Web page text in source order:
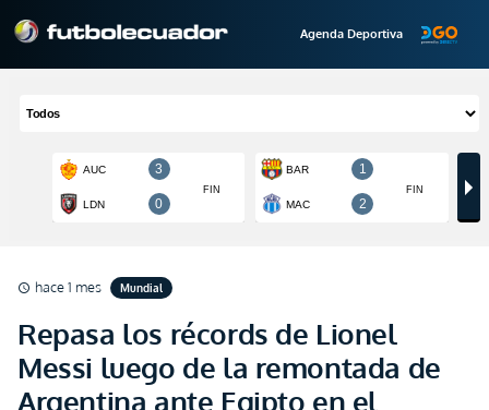
Agenda Deportiva
schedule hace 1 mes Mundial
Repasa los récords de Lionel
Messi luego de la remontada de
Argentina ante Egipto en el